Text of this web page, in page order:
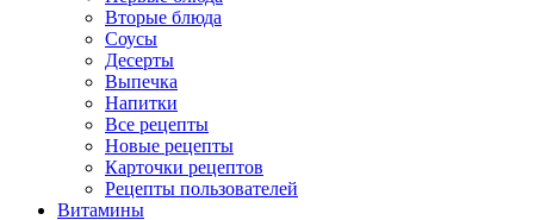
Вторые блюда
Соусы
Десерты
Выпечка
Напитки
Все рецепты
Новые рецепты
Карточки рецептов
Рецепты пользователей
Витамины